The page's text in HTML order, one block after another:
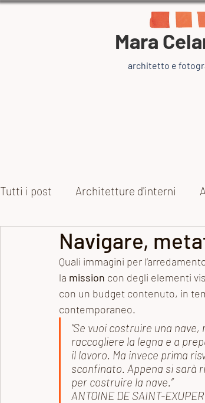
Mara
architetto e
Tutti i post Architetture d'interni
Collezioni Arte e artisti
Archivio dei post Gioielli
Navigare,
Quali immagini per
la mission con degli elementi
con un budget contenuto, in
contemporaneo.
“Se vuoi costruire una
raccogliere la legna e a
il lavoro. Ma invece prima
sconfinato. Appena si sarà
per costruire la nave.”
ANTOINE DE SAINT-